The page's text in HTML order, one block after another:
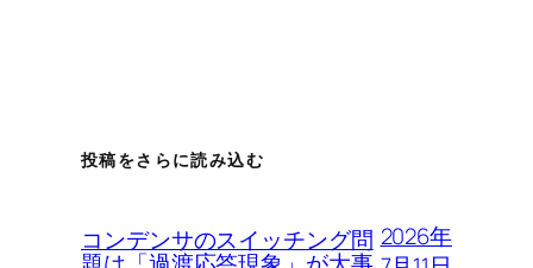
投稿をさらに読み込む
コンデンサのスイッチング問 2026年